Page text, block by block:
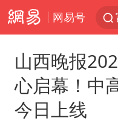
网易号
山西晚报
心启幕！中
今日上线